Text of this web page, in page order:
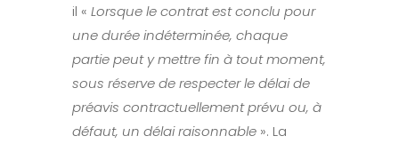
il « Lorsque le contrat est conclu pour
une durée indéterminée, chaque
partie peut y mettre fin à tout moment,
sous réserve de respecter le délai de
préavis contractuellement prévu ou, à
défaut, un délai raisonnable». La